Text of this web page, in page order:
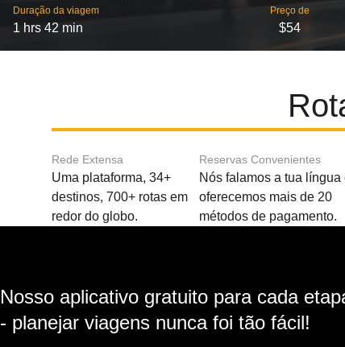
Duração da viagem
1 hrs 42 min
Preço de
$54
Rede Extensa
Uma plataforma, 34+
destinos, 700+ rotas em
redor do globo.
Reservas Convenientes
Nós falamos a tua língua
oferecemos mais de 20
métodos de pagamento.
Nosso aplicativo gratuito para cada
- planejar viagens nunca foi tão fácil!